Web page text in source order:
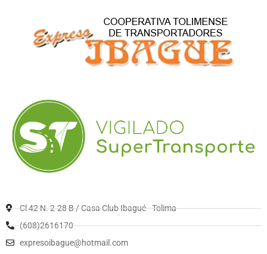
Cl 42 N. 2-28 B / Casa Club Ibagué - Tolima
(608)2616170
expresoibague@hotmail.com